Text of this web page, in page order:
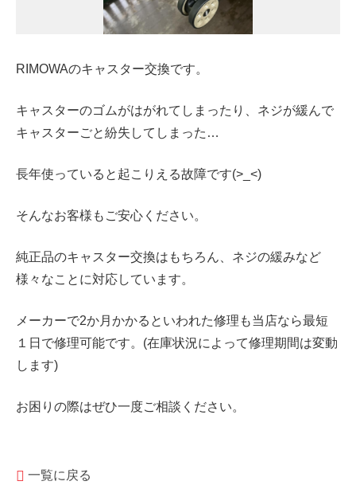
RIMOWAのキャスター交換です。
キャスターのゴムがはがれてしまったり、ネジが緩んで
キャスターごと紛失してしまった…
長年使っていると起こりえる故障です(>_<)
そんなお客様もご安心ください。
純正品のキャスター交換はもちろん、ネジの緩みなど
様々なことに対応しています。
メーカーで2か月かかるといわれた修理も当店なら最短
１日で修理可能です。(在庫状況によって修理期間は変動
します)
お困りの際はぜひ一度ご相談ください。
一覧に戻る